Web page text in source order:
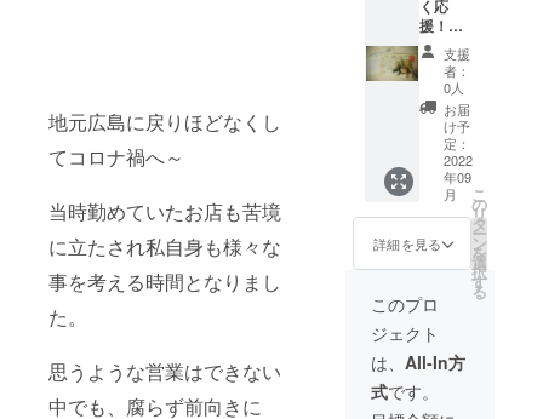
地元広島に戻りほどなくし
てコロナ禍へ～
当時勤めていたお店も苦境
に立たされ私自身も様々な
事を考える時間となりまし
た。
思うような営業はできない
中でも、腐らず前向きに
予約の
際はご
留意く
ださい
ますよ
うお願
いいた
しま
す。 ・
ご提供
するメ
ニュー
は当日
況、季
よって
変わる
場合が
ござい
キャン
セルは2
日前ま
で無料
となり
ます。
前日の
キャン
セルに
ついて
はリ
ターン
を消化
すので
ご予約
の際は
ご留意
くださ
います
をお伝
えくだ
さい。
[ご利用
につい
ての注
意事
項］ ・
コース
は、購
入者様1
名様分
とな
り、ご
本人様
のみご
利用可
能で
す。 ・
複数名
でご利
用され
期限］
2022年
6月30日
～2022
年12月4
日 [ご利
用方
法］ ・
3日前ま
でのご
予約に
てご利
用頂け
ます。
当日の
ご利用
はお控
えくだ
さい。
・ご購
入後お
釣りが出ません
のでご使用の際
はご留意くださ
い。
く応
援！完
全支援
コー
ス！
20000
円分の
お食事
チケッ
トとお
礼にお
手紙を
お送り
させて
いただ
きま
す。 リ
ターン
にかか
る費用
が少な
い為、
支援
者：
0人
お届
け予
定：
2022
年09
月
詳細を見る
こ
の
リ
タ
ー
ン
を
選
択
す
る
このプロ
ジェクト
は、 All-In方
式です。